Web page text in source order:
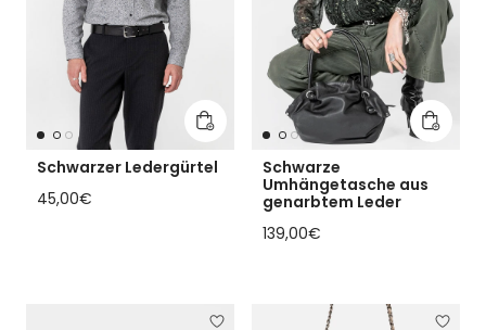
In den Warenkorb legen
Schwarzer Ledergürtel
Regulärer Preis
45,00€
In den
Schwarze
Umhängetasche aus
genarbtem Leder
Regulärer Preis
139,00€